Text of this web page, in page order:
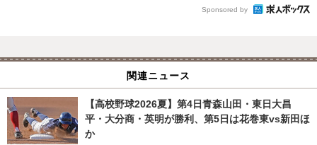
Sponsored by
関連ニュース
【高校野球2026夏】第4日青森山田・東日大昌
平・大分商・英明が勝利、第5日は花巻東vs新田ほ
か